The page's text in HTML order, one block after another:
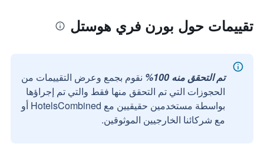
تقييمات حول بورن فري هوستل
تم التحقق منه 100%
نقوم بجمع وعرض التقييمات من
الحجوزات التي تم التحقق منها فقط والتي تم إجراؤها
بواسطة مستخدمين حقيقيين مع HotelsCombined أو
مع شركائنا الخارجيين الموثوقين.